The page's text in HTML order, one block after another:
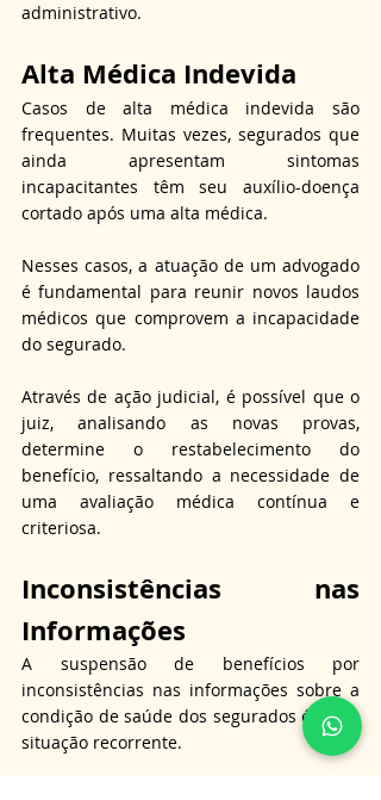
administrativo.
Alta Médica Indevida
Casos de alta médica indevida são
frequentes. Muitas vezes, segurados que
ainda apresentam sintomas
incapacitantes têm seu auxílio-doença
cortado após uma alta médica.
Nesses casos, a atuação de um advogado
é fundamental para reunir novos laudos
médicos que comprovem a incapacidade
do segurado.
Através de ação judicial, é possível que o
juiz, analisando as novas provas,
determine o restabelecimento do
benefício, ressaltando a necessidade de
uma avaliação médica contínua e
criteriosa.
Inconsistências nas
Informações
A suspensão de benefícios por
inconsistências nas informações sobre a
condição de saúde dos segurados é outra
situação recorrente.